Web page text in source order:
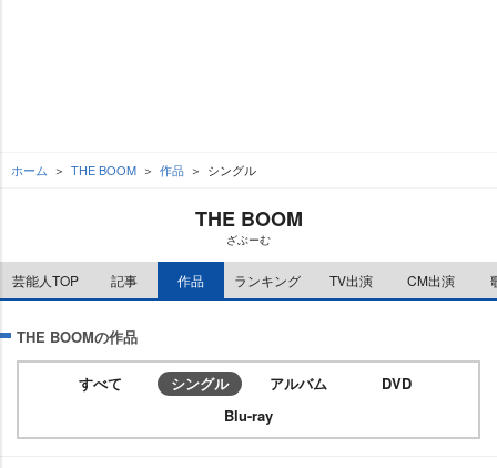
ホーム THE BOOM 作品 シングル
THE BOOM
ざぶーむ
芸能人TOP 記事 作品 ランキング TV出演 CM出演
THE BOOMの作品
すべて シングル アルバム
DVD
Blu-ray